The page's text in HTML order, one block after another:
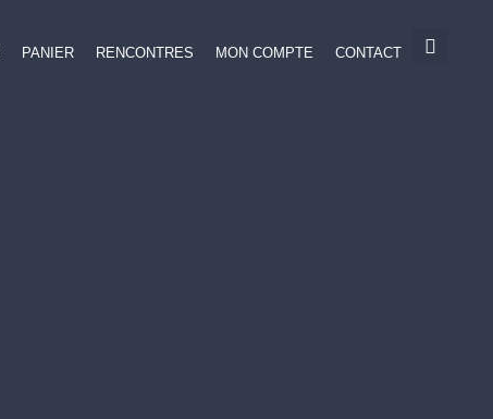
PANIER RENCONTRES MON COMPTE CONTACT